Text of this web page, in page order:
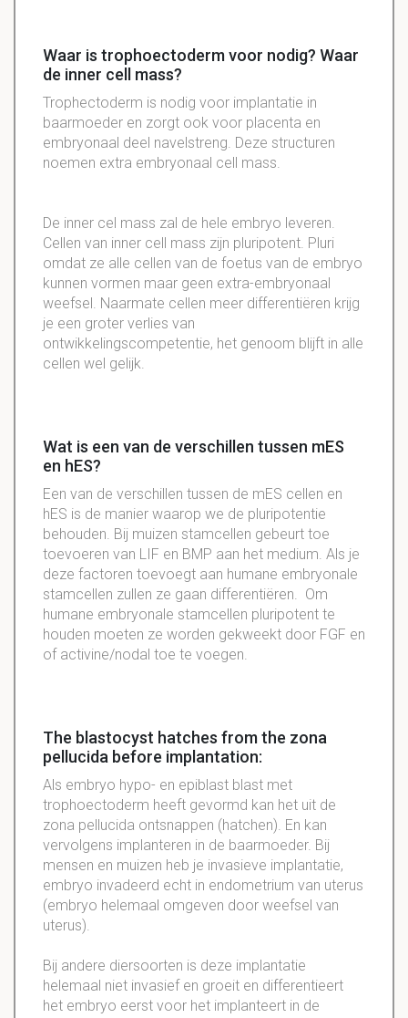
Waar is trophoectoderm voor nodig? Waar
de inner cell mass?
Trophectoderm is nodig voor implantatie in
baarmoeder en zorgt ook voor placenta en
embryonaal deel navelstreng. Deze structuren
noemen extra embryonaal cell mass.
De inner cel mass zal de hele embryo leveren.
Cellen van inner cell mass zijn pluripotent. Pluri
omdat ze alle cellen van de foetus van de embryo
kunnen vormen maar geen extra-embryonaal
weefsel. Naarmate cellen meer differentiëren krijg
je een groter verlies van
ontwikkelingscompetentie, het genoom blijft in alle
cellen wel gelijk.
Wat is een van de verschillen tussen mES
en hES?
Een van de verschillen tussen de mES cellen en
hES is de manier waarop we de pluripotentie
behouden. Bij muizen stamcellen gebeurt toe
toevoeren van LIF en BMP aan het medium. Als je
deze factoren toevoegt aan humane embryonale
stamcellen zullen ze gaan differentiëren. Om
humane embryonale stamcellen pluripotent te
houden moeten ze worden gekweekt door FGF en
of activine/nodal toe te voegen.
The blastocyst hatches from the zona
pellucida before implantation:
Als embryo hypo- en epiblast blast met
trophoectoderm heeft gevormd kan het uit de
zona pellucida ontsnappen (hatchen). En kan
vervolgens implanteren in de baarmoeder. Bij
mensen en muizen heb je invasieve implantatie,
embryo invadeerd echt in endometrium van uterus
(embryo helemaal omgeven door weefsel van
uterus).
Bij andere diersoorten is deze implantatie
helemaal niet invasief en groeit en differentieert
het embryo eerst voor het implanteert in de